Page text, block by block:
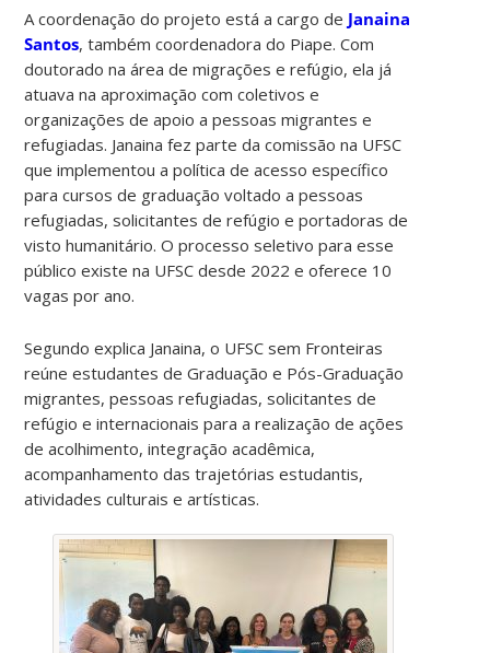
A coordenação do projeto está a cargo de Janaina
Santos, também coordenadora do Piape. Com
doutorado na área de migrações e refúgio, ela já
atuava na aproximação com coletivos e
organizações de apoio a pessoas migrantes e
refugiadas. Janaina fez parte da comissão na UFSC
que implementou a política de acesso específico
para cursos de graduação voltado a pessoas
refugiadas, solicitantes de refúgio e portadoras de
visto humanitário. O processo seletivo para esse
público existe na UFSC desde 2022 e oferece 10
vagas por ano.
Segundo explica Janaina, o UFSC sem Fronteiras
reúne estudantes de Graduação e Pós-Graduação
migrantes, pessoas refugiadas, solicitantes de
refúgio e internacionais para a realização de ações
de acolhimento, integração acadêmica,
acompanhamento das trajetórias estudantis,
atividades culturais e artísticas.